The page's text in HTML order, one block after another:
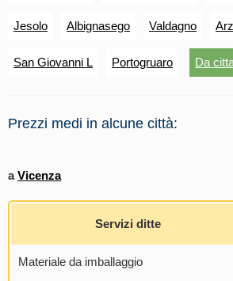
Jesolo Albignasego Valdagno
San Giovanni L Portogruaro Da
Prezzi medi in alcune città:
aVicenza
Servizi ditte
Materiale da imballaggio